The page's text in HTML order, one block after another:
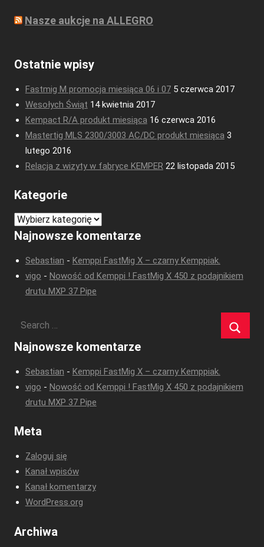
Nasze aukcje na ALLEGRO
Ostatnie wpisy
Fastmig M promocja miesiąca 06 i 07 5 czerwca 2017
Wesołych Świąt 14 kwietnia 2017
Kempact R/A produkt miesiąca 16 czerwca 2016
Mastertig MLS 2300/3003 AC/DC produkt miesiąca 3
lutego 2016
Relacja z wizyty w fabryce KEMPER 22 listopada 2015
Kategorie
Kategorie
Najnowsze komentarze
Sebastian - Kemppi FastMig X – czarny Kemppiak.
vigo - Nowość od Kemppi ! FastMig X 450 z podajnikiem
drutu MXP 37 Pipe
Najnowsze komentarze
Sebastian - Kemppi FastMig X – czarny Kemppiak.
vigo - Nowość od Kemppi ! FastMig X 450 z podajnikiem
drutu MXP 37 Pipe
Meta
Zaloguj się
Kanał wpisów
Kanał komentarzy
WordPress.org
Archiwa